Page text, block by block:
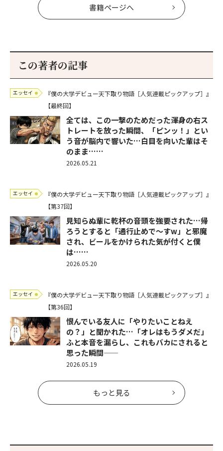
書籍ページへ
この著者の記事
エッセイ
『僕の大学デビュー天下取り物語［人気連載ピックアップ］』
【最終回】
全ては、この一撃のためだった――渾身の右ス
トレートを放った瞬間、「ピンッ！」とい
う音が脳内で響いた…白目を向いた輩はそ
のまま……
2026.05.21
エッセイ
『僕の大学デビュー天下取り物語［人気連載ピックアップ］』
【第37回】
見知らぬ輩に乾杯の音頭を強要された…帰
ろうとすると「通行止めで～すw」と邪魔
され、ビールをかけられた――気が付くと僕
は……
2026.05.20
エッセイ
『僕の大学デビュー天下取り物語［人気連載ピックアップ］』
【第36回】
恨んでいる友人に「やりたいことねえ
の？」と聞かれた…「オレはもうダメだ」
ふと本音を漏らし、これもバカにされると
思った瞬間――
2026.05.19
もっと見る